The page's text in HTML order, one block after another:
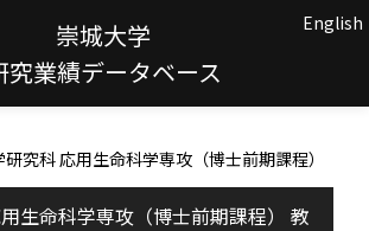
崇城大学
究業績データベース
English
研究科 応用生命科学専攻（博士前期課程）
生命科学専攻（博士前期課程） 教